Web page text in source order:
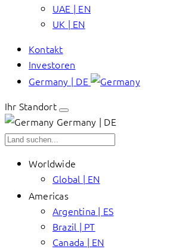
UAE | EN
UK | EN
Kontakt
Investoren
Germany | DE
Ihr Standort
Germany | DE
Worldwide
Global | EN
Americas
Argentina | ES
Brazil | PT
Canada | EN